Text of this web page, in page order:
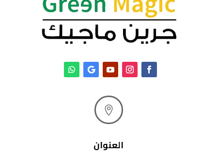

العنوان